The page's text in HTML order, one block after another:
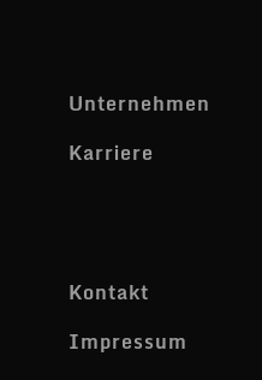
Unternehmen
Karriere
Kontakt
Impressum